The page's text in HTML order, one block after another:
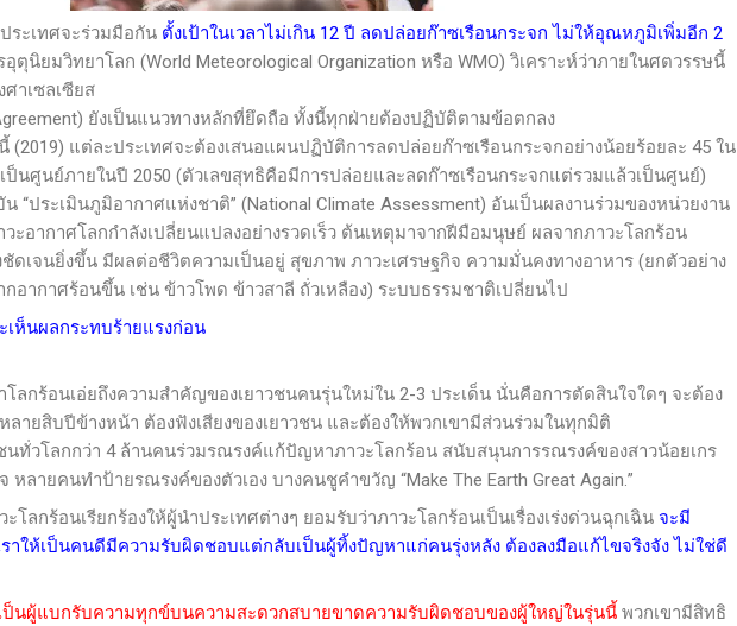
เทศจะร่วมมือกัน ตั้งเป้าในเวลาไม่เกิน 12 ปี ลดปล่อยก๊าซเรือนกระจก ไม่ให้อุณหภูมิเพิ่มอีก 2
อุตุนิยมวิทยาโลก (World Meteorological Organization หรือ WMO) วิเคราะห์ว่าภายในศตวรรษนี้
าเซลเซียส
ยังเป็นแนวทางหลักที่ยึดถือ ทั้งนี้ทุกฝ่ายต้องปฏิบัติตามข้อตกลง
แต่ละประเทศจะต้องเสนอแผนปฏิบัติการลดปล่อยก๊าซเรือนกระจกอย่างน้อยร้อยละ 45 ใน
ป็นศูนย์ภายในปี 2050 (ตัวเลขสุทธิคือมีการปล่อยและลดก๊าซเรือนกระจกแต่รวมแล้วเป็นศูนย์)
ระเมินภูมิอากาศแห่งชาติ” (National Climate Assessment) อันเป็นผลงานร่วมของหน่วยงาน
ะอากาศโลกกำลังเปลี่ยนแปลงอย่างรวดเร็ว ต้นเหตุมาจากฝีมือมนุษย์ ผลจากภาวะโลกร้อน
ดเจนยิ่งขึ้น มีผลต่อชีวิตความเป็นอยู่ สุขภาพ ภาวะเศรษฐกิจ ความมั่นคงทางอาหาร (ยกตัวอย่าง
กอากาศร้อนขึ้น เช่น ข้าวโพด ข้าวสาลี ถั่วเหลือง) ระบบธรรมชาติเปลี่ยนไป
ห็นผลกระทบร้ายแรงก่อน
นเอ่ยถึงความสำคัญของเยาวชนคนรุ่นใหม่ใน 2-3 ประเด็น นั่นคือการตัดสินใจใดๆ จะต้อง
ายสิบปีข้างหน้า ต้องฟังเสียงของเยาวชน และต้องให้พวกเขามีส่วนร่วมในทุกมิติ
ลกกว่า 4 ล้านคนร่วมรณรงค์แก้ปัญหาภาวะโลกร้อน สนับสนุนการรณรงค์ของสาวน้อยเกร
หลายคนทำป้ายรณรงค์ของตัวเอง บางคนชูคำขวัญ “Make The Earth Great Again.”
อนเรียกร้องให้ผู้นำประเทศต่างๆ ยอมรับว่าภาวะโลกร้อนเป็นเรื่องเร่งด่วนฉุกเฉิน จะมี
าให้เป็นคนดีมีความรับผิดชอบแต่กลับเป็นผู้ทิ้งปัญหาแก่คนรุ่งหลัง ต้องลงมือแก้ไขจริงจัง ไม่ใช่ดี
ป็นผู้แบกรับความทุกข์บนความสะดวกสบายขาดความรับผิดชอบของผู้ใหญ่ในรุ่นนี้ พวกเขามีสิทธิ